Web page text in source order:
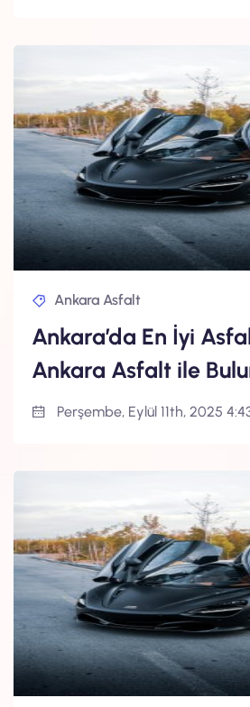
Ankara Asfalt
Ankara’da En İyi
Ankara Asfalt ile
Perşembe, Eylül 11th, 2025